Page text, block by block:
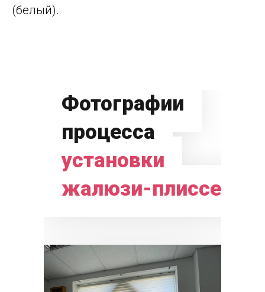
(белый).
Фотографии
процесса
установки
жалюзи-плиссе